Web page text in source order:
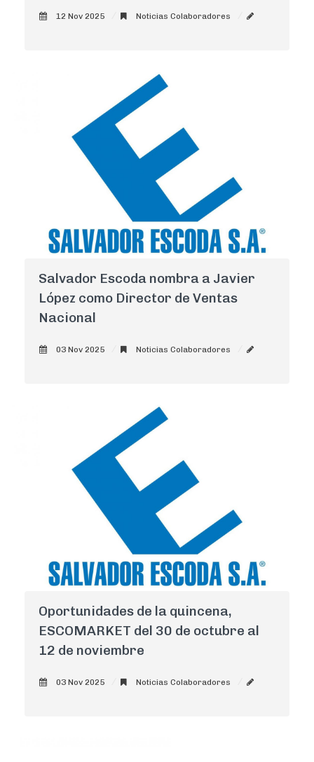
12 Nov 2025
Noticias Colaboradores
Salvador Escoda nombra a Javier
López como Director de Ventas
Nacional
03 Nov 2025
Noticias Colaboradores
Oportunidades de la quincena,
ESCOMARKET del 30 de octubre al
12 de noviembre
03 Nov 2025
Noticias Colaboradores